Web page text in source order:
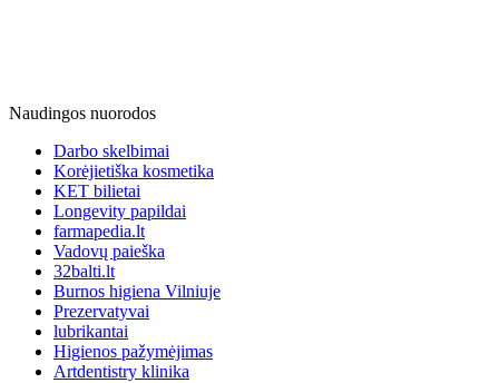
Naudingos nuorodos
Darbo skelbimai
Korėjietiška kosmetika
KET bilietai
Longevity papildai
farmapedia.lt
Vadovų paieška
32balti.lt
Burnos higiena Vilniuje
Prezervatyvai
lubrikantai
Higienos pažymėjimas
Artdentistry klinika